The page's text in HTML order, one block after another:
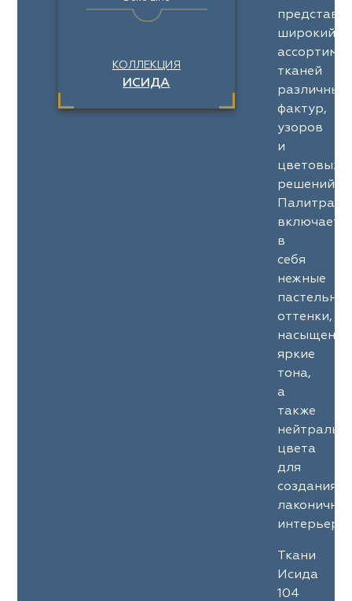
КОЛЛЕКЦИЯ
ИСИДА
широкий
тканей
различных
фактур,
узоров
и
цветовых
решений.
Палитра
включает
в
себя
нежные
оттенки,
яркие
тона,
а
также
цвета
для
создания
Ткани
Исида
104